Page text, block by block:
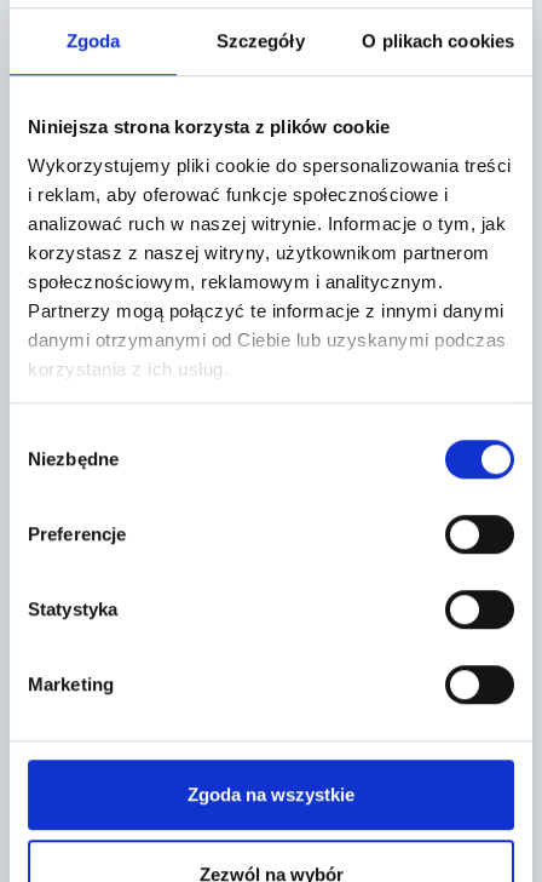
Zgoda Szczegóły O plikach cookies
Niniejsza strona korzysta z plików cookie
Wykorzystujemy pliki cookie do spersonalizowania treści
i reklam, aby oferować funkcje społecznościowe i
analizować ruch w naszej witrynie. Informacje o tym, jak
korzystasz z naszej witryny, użytkownikom partnerom
społecznościowym, reklamowym i analitycznym.
Partnerzy mogą połączyć te informacje z innymi danymi
danymi otrzymanymi od Ciebie lub uzyskanymi podczas
korzystania z ich usług.
zgody
Niezbędne
Preferencje
Statystyka
Marketing
Zgoda na wszystkie
Zezwól na wybór
Leaflet|©OpenStreetMapcontributors
FORMULARZ KONTAKTOWY